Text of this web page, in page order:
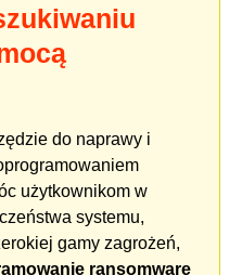
do naprawy i
użytkownikom w
systemu,
gamy zagrożeń,
ransomware